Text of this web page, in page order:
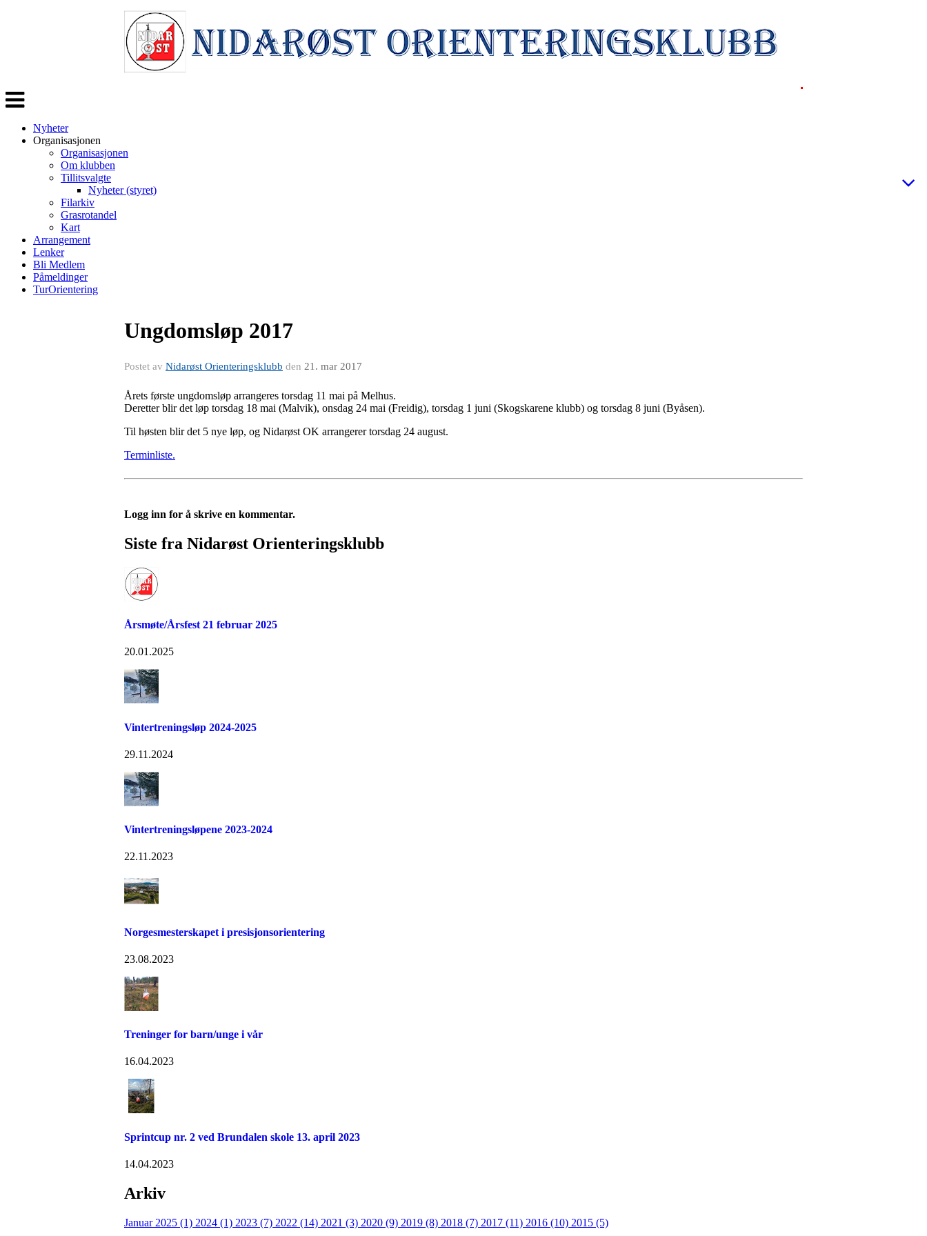
Veksle
navigasjon
Nyheter
Organisasjonen
Organisasjonen
Om klubben
Tillitsvalgte
Nyheter (styret)
Filarkiv
Grasrotandel
Kart
Arrangement
Lenker
Bli Medlem
Påmeldinger
TurOrientering
Ungdomsløp 2017
Postet av Nidarøst Orienteringsklubb den 21. mar 2017
Årets første ungdomsløp arrangeres torsdag 11 mai på Melhus.
Deretter blir det løp torsdag 18 mai (Malvik), onsdag 24 mai (Freidig), torsdag 1 juni (Skogskarene klubb) og torsdag 8 juni (Byåsen).
Til høsten blir det 5 nye løp, og Nidarøst OK arrangerer torsdag 24 august.
Terminliste.
Logg inn for å skrive en kommentar.
Siste fra Nidarøst Orienteringsklubb
Årsmøte/Årsfest 21 februar 2025
20.01.2025
Vintertreningsløp 2024-2025
29.11.2024
Vintertreningsløpene 2023-2024
22.11.2023
Norgesmesterskapet i presisjonsorientering
23.08.2023
Treninger for barn/unge i vår
16.04.2023
Sprintcup nr. 2 ved Brundalen skole 13. april 2023
14.04.2023
Arkiv
Januar 2025 (1) 2024 (1) 2023 (7) 2022 (14) 2021 (3) 2020 (9) 2019 (8) 2018 (7) 2017 (11) 2016 (10) 2015 (5)